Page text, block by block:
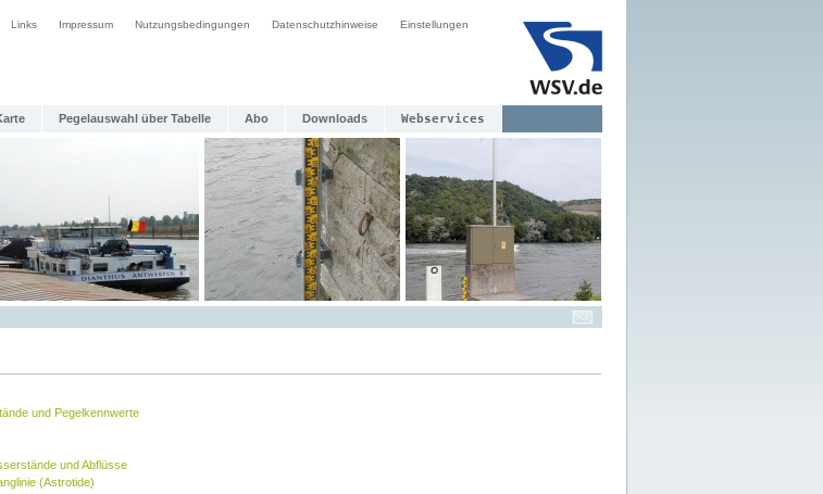
Links Impressum Nutzungsbedingungen Datenschutzhinweise Einstellungen
Pegelauswahl über Tabelle Abo Downloads Webservices
und Pegelkennwerte
und Abflüsse
(Astrotide)